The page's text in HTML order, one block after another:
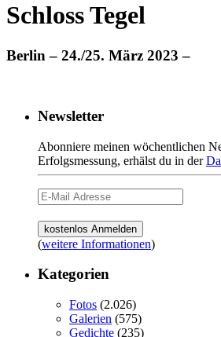
Schloss Tegel
Berlin – 24./25. März 2023 –
Newsletter
Abonniere meinen wöchentlichen
Erfolgsmessung, erhälst du in der
(weitere Informationen)
Kategorien
Fotos (2.026)
Galerien (575)
Gedichte (235)